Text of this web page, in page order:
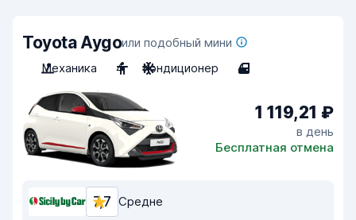
Toyota Aygoили подобный мини
Механика
4 Кондиционер 4
1 119,21 ₽
в день
Бесплатная отмена
7,7 Средне